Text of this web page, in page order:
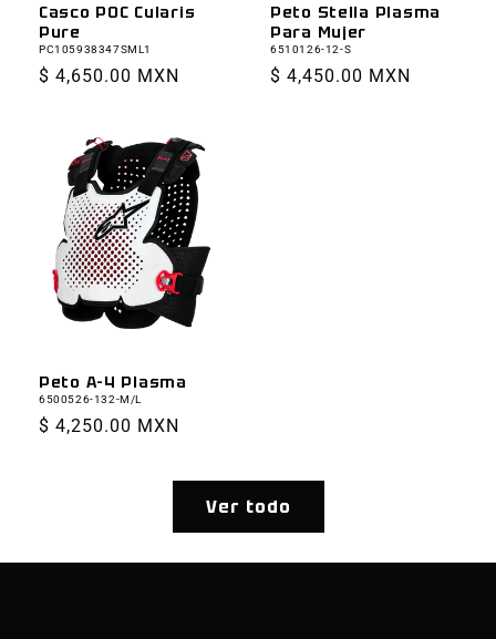
Casco POC Cularis
Pure
PC105938347SML1
Precio
$ 4,650.00 MXN
Peto Stella Plasma
Para Mujer
6510126-12-S
Precio
$ 4,450.00 MXN
Peto A-4 Plasma
6500526-132-M/L
Precio
$ 4,250.00 MXN
Ver todo